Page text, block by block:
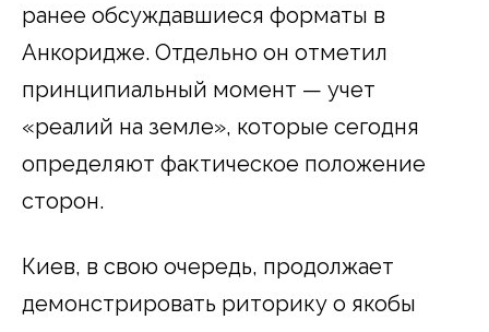
ранее обсуждавшиеся форматы в
Анкоридже. Отдельно он отметил
принципиальный момент — учет
«реалий на земле», которые сегодня
определяют фактическое положение
сторон.
Киев, в свою очередь, продолжает
демонстрировать риторику о якобы